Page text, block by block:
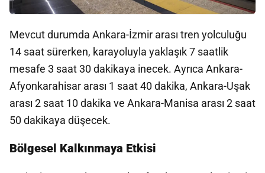
Mevcut durumda Ankara-İzmir arası tren yolculuğu
14 saat sürerken, karayoluyla yaklaşık 7 saatlik
mesafe 3 saat 30 dakikaya inecek. Ayrıca Ankara-
Afyonkarahisar arası 1 saat 40 dakika, Ankara-Uşak
arası 2 saat 10 dakika ve Ankara-Manisa arası 2 saat
50 dakikaya düşecek.
Bölgesel Kalkınmaya Etkisi